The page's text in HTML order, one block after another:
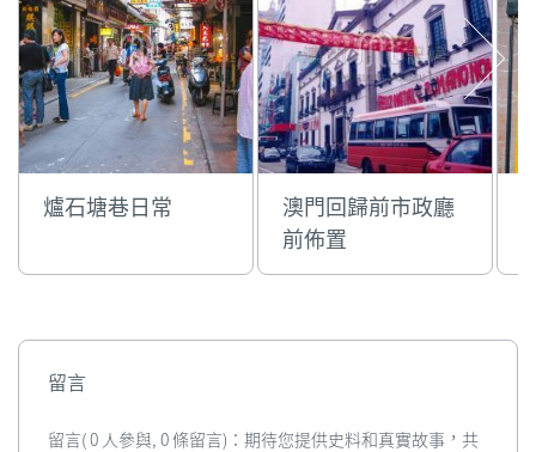
爐石塘巷日常
澳門回歸前市政廳
前佈置
留言
留言( 0 人參與, 0 條留言)：期待您提供史料和真實故事，共